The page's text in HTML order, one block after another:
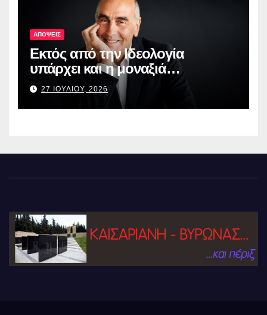
ΑΠΟΨΕΙΣ
Εκτός από την Ιδεολογία
υπάρχει και η μοναξιά…
27 ΙΟΥΛΙΟΥ, 2026